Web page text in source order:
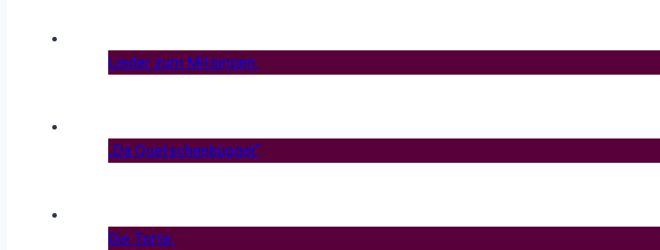
Lieder zum Mitsingen.
„Dä Quetschenbüggel“
Die Torte.